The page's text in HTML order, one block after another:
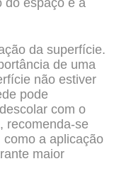
do espaço e a
da superfície.
de uma
não estiver
pode
com o
recomenda-se
a aplicação
maior